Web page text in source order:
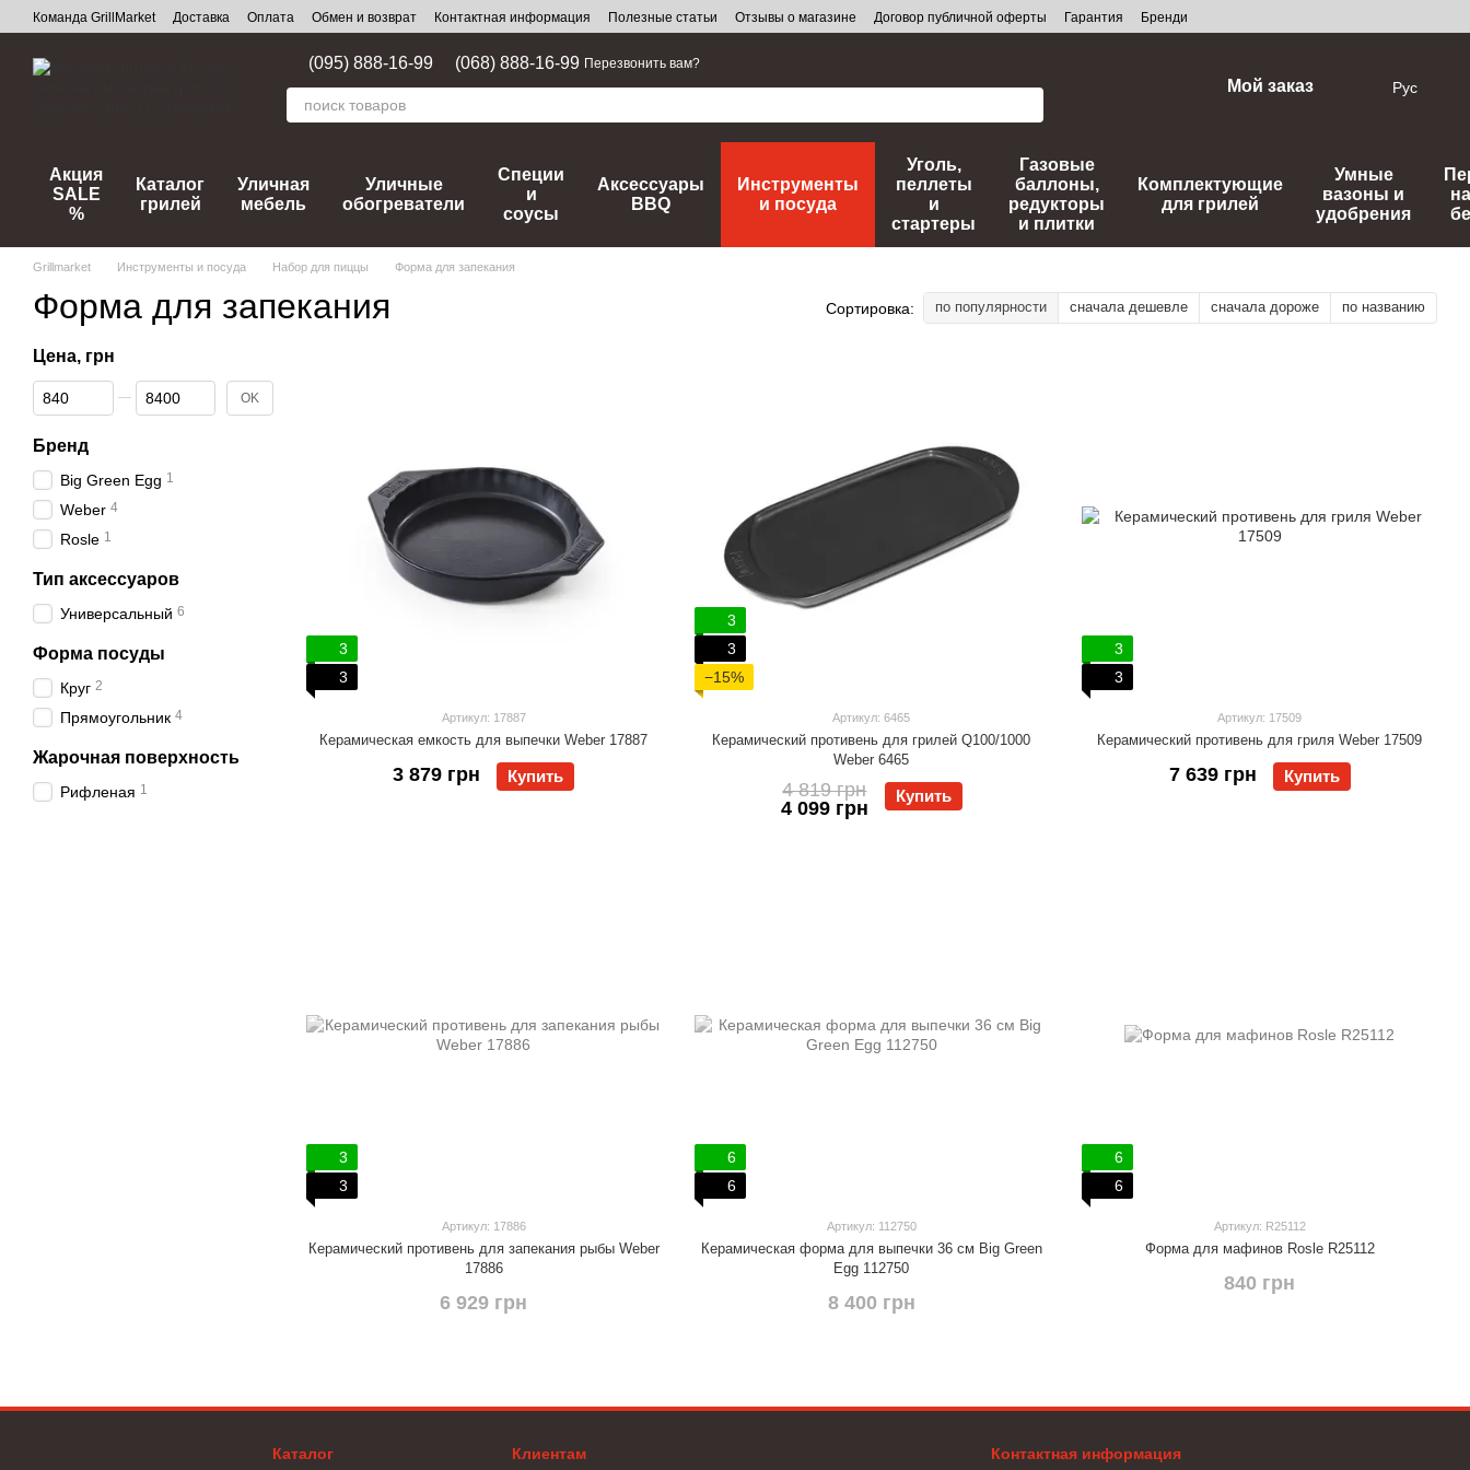
Перейти к основному контенту
Команда GrillMarket Доставка Оплата Обмен и возврат Контактная информация Полезные статьи Отзывы о магазине Договор публичной оферты Гарантия Бренди
(095) 888-16-99 (068) 888-16-99 Перезвонить вам?
Мой заказ Рус
Акция
SALE
%
Каталог
грилей
Уличная
мебель
Уличные
обогреватели
Специи
и
соусы
Аксессуары
BBQ
Инструменты
и посуда
Уголь,
пеллеты
и
стартеры
Газовые
баллоны,
редукторы
и плитки
Комплектующие
для грилей
Умные
вазоны и
удобрения
Grillmarket Инструменты и посуда Набор для пиццы Форма для запекания
Форма для запекания Сортировка: по популярности сначала дешевле сначала дороже по названию
3
3
Артикул: 17887
Керамическая емкость для выпечки Weber 17887
3 879 грн Купить
3
3
−15%
Артикул: 6465
Керамический противень для грилей Q100/1000
Weber 6465
4 819 грн
4 099 грн
Купить
3
3
Артикул: 17509
Керамический противень для гриля Weber 17509
7 639 грн Купить
3
3
Артикул: 17886
Керамический противень для запекания рыбы Weber
17886
6 929 грн
6
6
Артикул: 112750
Керамическая форма для выпечки 36 см Big Green
Egg 112750
8 400 грн
6
6
Артикул: R25112
Форма для мафинов Rosle R25112
840 грн
Цена, грн
От Цена, грн
До Цена, грн OK
Бренд
Big Green Egg 1
Weber 4
Rosle 1
Тип аксессуаров
Универсальный 6
Форма посуды
Круг 2
Прямоугольник 4
Жарочная поверхность
Рифленая 1
Каталог Клиентам Контактная информация